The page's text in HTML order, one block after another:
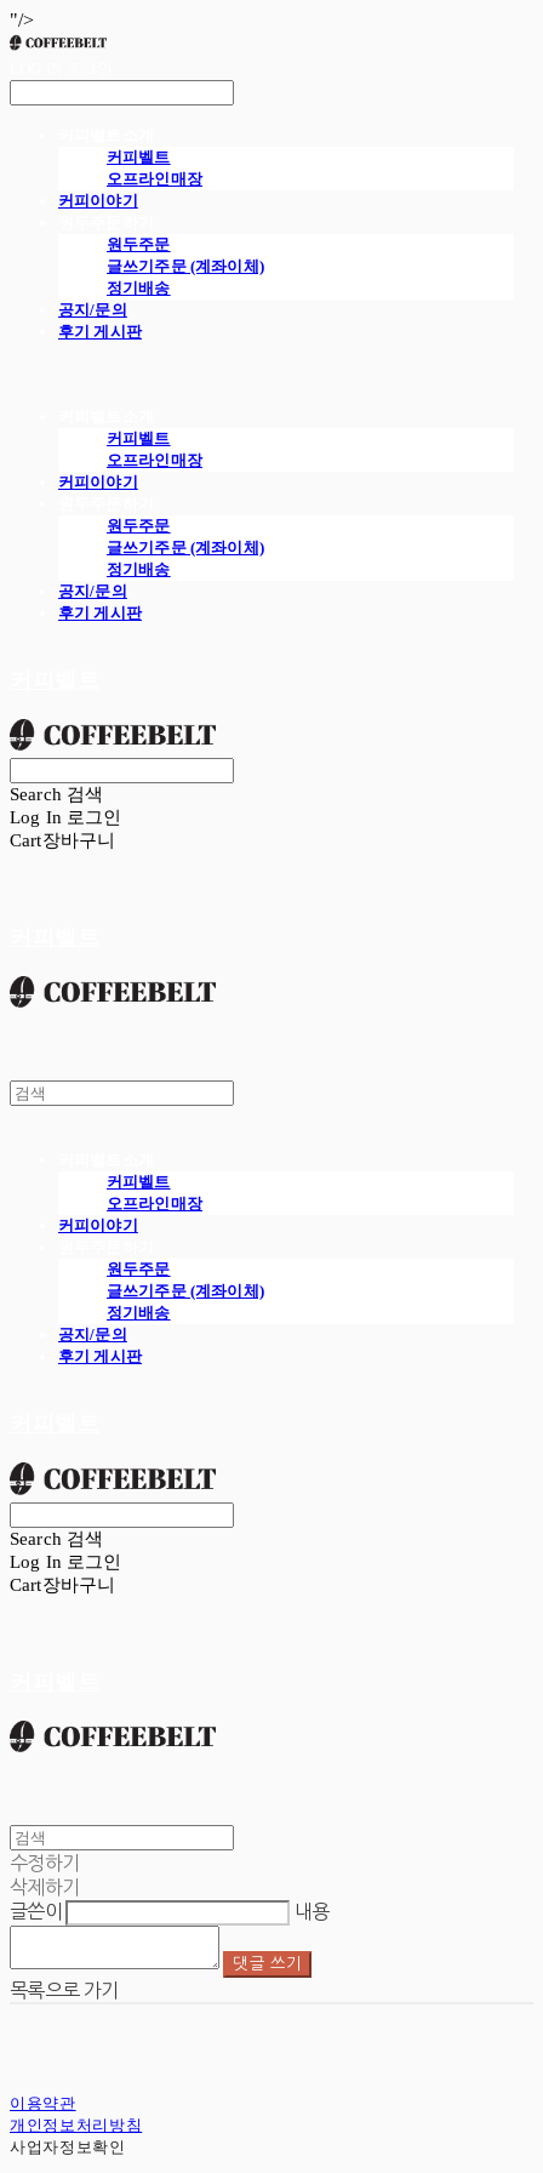
"/>
커피벨트
오프라인매장
커피이야기
원두주문
글쓰기주문 (계좌이체)
정기배송
공지/문의
후기 게시판
커피벨트
오프라인매장
커피이야기
원두주문
글쓰기주문 (계좌이체)
정기배송
공지/문의
후기 게시판
Search 검색
Log In 로그인
Cart장바구니
커피벨트
오프라인매장
커피이야기
원두주문
글쓰기주문 (계좌이체)
정기배송
공지/문의
후기 게시판
Search 검색
Log In 로그인
Cart장바구니
수정하기
삭제하기
글쓴이
내용
댓글 쓰기
목록으로 가기
이용약관
개인정보처리방침
사업자정보확인